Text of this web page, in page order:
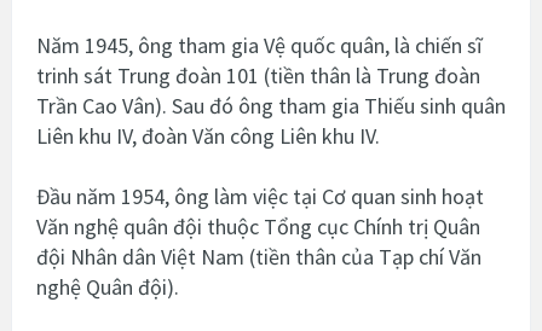
Năm 1945, ông tham gia Vệ quốc quân, là chiến sĩ
trinh sát Trung đoàn 101 (tiền thân là Trung đoàn
Trần Cao Vân). Sau đó ông tham gia Thiếu sinh quân
Liên khu IV, đoàn Văn công Liên khu IV.
Đầu năm 1954, ông làm việc tại Cơ quan sinh hoạt
Văn nghệ quân đội thuộc Tổng cục Chính trị Quân
đội Nhân dân Việt Nam (tiền thân của Tạp chí Văn
nghệ Quân đội).